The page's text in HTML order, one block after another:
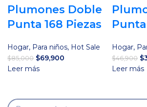
Plumones Doble
Punta 168 Piezas
Hogar, Para niños, Hot Sale
$85,000 El
precio
$85,000.
$69,900
$69,900.
Leer más
Hogar,
$46,900 El
$
Leer más